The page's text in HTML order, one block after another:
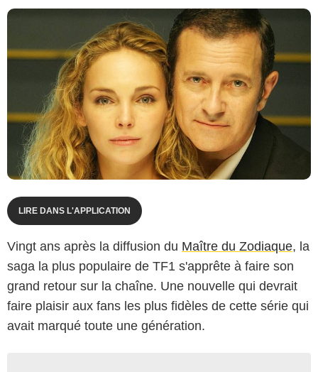
LIRE DANS L'APPLICATION
Vingt ans après la diffusion du Maître du Zodiaque, la
saga la plus populaire de TF1 s'apprête à faire son
grand retour sur la chaîne. Une nouvelle qui devrait
faire plaisir aux fans les plus fidèles de cette série qui
avait marqué toute une génération.